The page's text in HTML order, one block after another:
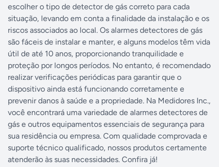
escolher o tipo de detector de gás correto para cada
situação, levando em conta a finalidade da instalação e os
riscos associados ao local. Os alarmes detectores de gás
são fáceis de instalar e manter, e alguns modelos têm vida
útil de até 10 anos, proporcionando tranquilidade e
proteção por longos períodos. No entanto, é recomendado
realizar verificações periódicas para garantir que o
dispositivo ainda está funcionando corretamente e
prevenir danos à saúde e a propriedade. Na Medidores Inc.,
você encontrará uma variedade de alarmes detectores de
gás e outros equipamentos essenciais de segurança para
sua residência ou empresa. Com qualidade comprovada e
suporte técnico qualificado, nossos produtos certamente
atenderão às suas necessidades. Confira já!